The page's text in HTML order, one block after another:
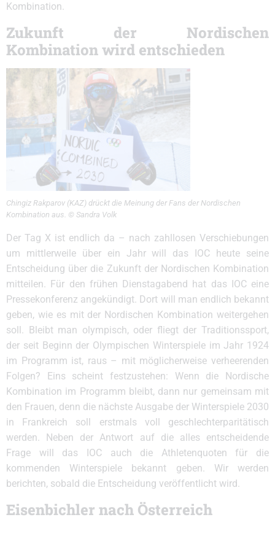
Kombination.
Zukunft der Nordischen
Kombination wird entschieden
Chingiz Rakparov (KAZ) drückt die Meinung der Fans der Nordischen
Kombination aus. © Sandra Volk
Der Tag X ist endlich da – nach zahllosen Verschiebungen
um mittlerweile über ein Jahr will das IOC heute seine
Entscheidung über die Zukunft der Nordischen Kombination
mitteilen. Für den frühen Dienstagabend hat das IOC eine
Pressekonferenz angekündigt. Dort will man endlich bekannt
geben, wie es mit der Nordischen Kombination weitergehen
soll. Bleibt man olympisch, oder fliegt der Traditionssport,
der seit Beginn der Olympischen Winterspiele im Jahr 1924
im Programm ist, raus – mit möglicherweise verheerenden
Folgen? Eins scheint festzustehen: Wenn die Nordische
Kombination im Programm bleibt, dann nur gemeinsam mit
den Frauen, denn die nächste Ausgabe der Winterspiele 2030
in Frankreich soll erstmals voll geschlechterparitätisch
werden. Neben der Antwort auf die alles entscheidende
Frage will das IOC auch die Athletenquoten für die
kommenden Winterspiele bekannt geben. Wir werden
berichten, sobald die Entscheidung veröffentlicht wird.
Eisenbichler nach Österreich